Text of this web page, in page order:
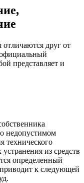
друг от
представляет и
недопустимом
технического
из средств
определенный
к следующей